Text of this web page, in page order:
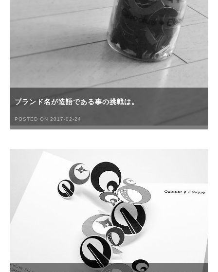
ブランド名が造語である事の挑戦は。
POSTED ON 2017-02-24